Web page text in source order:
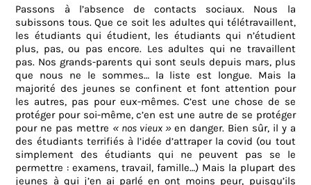
Passons à l’absence de contacts sociaux. Nous la
subissons tous. Que ce soit les adultes qui télétravaillent,
les étudiants qui étudient, les étudiants qui n’étudient
plus, pas, ou pas encore. Les adultes qui ne travaillent
pas. Nos grands-parents qui sont seuls depuis mars, plus
que nous ne le sommes… la liste est longue. Mais la
majorité des jeunes se confinent et font attention pour
les autres, pas pour eux-mêmes. C’est une chose de se
protéger pour soi-même, c’en est une autre de se protéger
pour ne pas mettre « nos vieux »en danger. Bien sûr, il y a
des étudiants terrifiés à l’idée d’attraper la covid (ou tout
simplement des étudiants qui ne peuvent pas se le
permettre : examens, travail, famille…) Mais la plupart des
jeunes à qui j’en ai parlé en ont moins peur, puisqu’ils